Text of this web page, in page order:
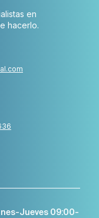
en
hacerlo.
Jueves 09:00-